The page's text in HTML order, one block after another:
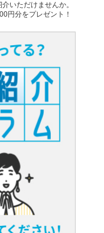
いただけませんか。
円分をプレゼント！